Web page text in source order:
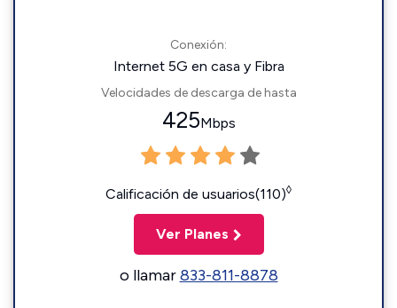
Conexión:
Internet 5G en casa y Fibra
Velocidades de descarga de hasta
425Mbps
Calificación de usuarios(110)◊
Ver Planes
o llamar833-811-8878